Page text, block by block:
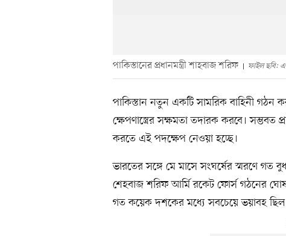
পাকিস্তানের প্রধানমন্ত্রী শাহবাজ শরিফ ফাইল ছবি:
পাকিস্তান নতুন একটি সামরিক বাহিনী গঠন
ক্ষেপণাস্ত্রের সক্ষমতা তদারক করবে। সম্ভবত
করতে এই পদক্ষেপ নেওয়া হচ্ছে।
ভারতের সঙ্গে মে মাসে সংঘর্ষের স্মরণে গত
শেহবাজ শরিফ আর্মি রকেট ফোর্স গঠনের
গত কয়েক দশকের মধ্যে সবচেয়ে ভয়াবহ